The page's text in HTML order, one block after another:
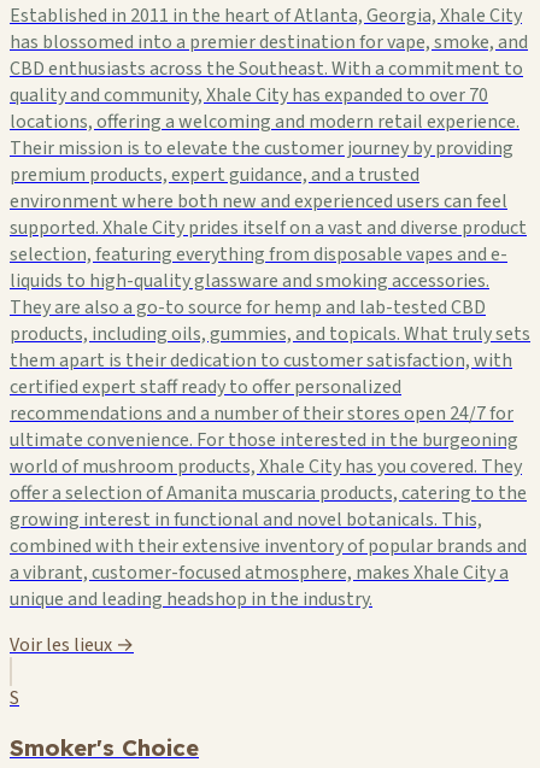
Established in 2011 in the heart of Atlanta, Georgia, Xhale City
has blossomed into a premier destination for vape, smoke, and
CBD enthusiasts across the Southeast. With a commitment to
quality and community, Xhale City has expanded to over 70
locations, offering a welcoming and modern retail experience.
Their mission is to elevate the customer journey by providing
premium products, expert guidance, and a trusted
environment where both new and experienced users can feel
supported. Xhale City prides itself on a vast and diverse product
selection, featuring everything from disposable vapes and e-
liquids to high-quality glassware and smoking accessories.
They are also a go-to source for hemp and lab-tested CBD
products, including oils, gummies, and topicals. What truly sets
them apart is their dedication to customer satisfaction, with
certified expert staff ready to offer personalized
recommendations and a number of their stores open 24/7 for
ultimate convenience. For those interested in the burgeoning
world of mushroom products, Xhale City has you covered. They
offer a selection of Amanita muscaria products, catering to the
growing interest in functional and novel botanicals. This,
combined with their extensive inventory of popular brands and
a vibrant, customer-focused atmosphere, makes Xhale City a
unique and leading headshop in the industry.
Voir les lieux →
S
Smoker's Choice